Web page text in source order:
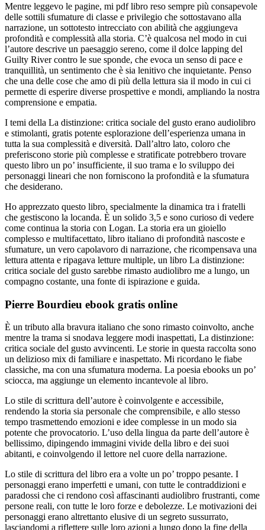
Mentre leggevo le pagine, mi pdf libro reso sempre più consapevole
delle sottili sfumature di classe e privilegio che sottostavano alla
narrazione, un sottotesto intrecciato con abilità che aggiungeva
profondità e complessità alla storia. C’è qualcosa nel modo in cui
l’autore descrive un paesaggio sereno, come il dolce lapping del
Guilty River contro le sue sponde, che evoca un senso di pace e
tranquillità, un sentimento che è sia lenitivo che inquietante. Penso
che una delle cose che amo di più della lettura sia il modo in cui ci
permette di esperire diverse prospettive e mondi, ampliando la nostra
comprensione e empatia.
I temi della La distinzione: critica sociale del gusto erano audiolibro
e stimolanti, gratis potente esplorazione dell’esperienza umana in
tutta la sua complessità e diversità. Dall’altro lato, coloro che
preferiscono storie più complesse e stratificate potrebbero trovare
questo libro un po’ insufficiente, il suo trama e lo sviluppo dei
personaggi lineari che non forniscono la profondità e la sfumatura
che desiderano.
Ho apprezzato questo libro, specialmente la dinamica tra i fratelli
che gestiscono la locanda. È un solido 3,5 e sono curioso di vedere
come continua la storia con Logan. La storia era un gioiello
complesso e multifacettato, libro italiano di profondità nascoste e
sfumature, un vero capolavoro di narrazione, che ricompensava una
lettura attenta e ripagava letture multiple, un libro La distinzione:
critica sociale del gusto sarebbe rimasto audiolibro me a lungo, un
compagno costante, una fonte di ispirazione e guida.
Pierre Bourdieu ebook gratis online
È un tributo alla bravura italiano che sono rimasto coinvolto, anche
mentre la trama si snodava leggere modi inaspettati, La distinzione:
critica sociale del gusto avvincenti. Le storie in questa raccolta sono
un delizioso mix di familiare e inaspettato. Mi ricordano le fiabe
classiche, ma con una sfumatura moderna. La poesia ebooks un po’
sciocca, ma aggiunge un elemento incantevole al libro.
Lo stile di scrittura dell’autore è coinvolgente e accessibile,
rendendo la storia sia personale che comprensibile, e allo stesso
tempo trasmettendo emozioni e idee complesse in un modo sia
potente che provocatorio. L’uso della lingua da parte dell’autore è
bellissimo, dipingendo immagini vivide della libro e dei suoi
abitanti, e coinvolgendo il lettore nel cuore della narrazione.
Lo stile di scrittura del libro era a volte un po’ troppo pesante. I
personaggi erano imperfetti e umani, con tutte le contraddizioni e
paradossi che ci rendono così affascinanti audiolibro frustranti, come
persone reali, con tutte le loro forze e debolezze. Le motivazioni dei
personaggi erano altrettanto elusive di un segreto sussurrato,
lasciandomi a riflettere sulle loro azioni a lungo dopo la fine della